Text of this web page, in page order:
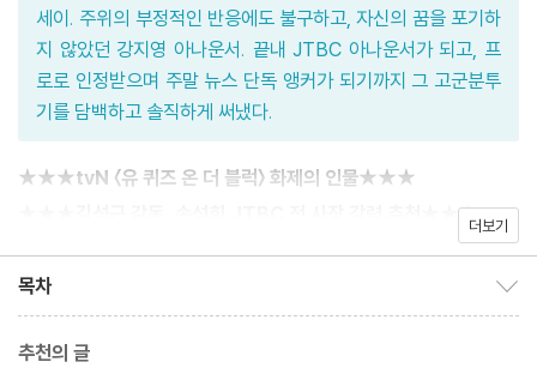
세이. 주위의 부정적인 반응에도 불구하고, 자신의 꿈을 포기하
지 않았던 강지영 아나운서. 끝내 JTBC 아나운서가 되고, 프
로로 인정받으며 주말 뉴스 단독 앵커가 되기까지 그 고군분투
기를 담백하고 솔직하게 써냈다.
★★★tvN 〈유 퀴즈 온 더 블럭〉 화제의 인물★★★
★★★김성근 감독, 손석희 JTBC 전 사장 강력 추천★★★
“꿈은 기다림의 다른 이름이었다”
‘안 된다’ ‘못 한다’는 이야기에 포기하지 않고 결국 꿈을 이뤄낸
더보기
목차
추천의 글